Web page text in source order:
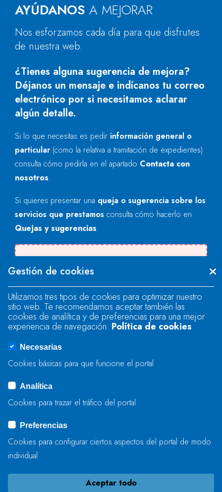
AYÚDANOS A MEJORAR
Nos esforzamos cada día para que disfrutes
de nuestra web.
¿Tienes alguna sugerencia de mejora?
Déjanos un mensaje e indícanos tu correo
electrónico por si necesitamos aclarar
algún detalle.
Si lo que necesitas es pedir información general o
particular (como la relativa a tramitación de expedientes)
consulta cómo pedirla en el apartado Contacta con
nosotros.
Si quieres presentar una queja o sugerencia sobre los
servicios que prestamos consulta cómo hacerlo en
Quejas y sugerencias.
"text".
Se produjo un error al cargar el campo
"text".
Se produjo un error al cargar el campo
ENVIAR
Gestión de cookies
Utilizamos tres tipos de cookies para optimizar nuestro
sitio web. Te recomendamos aceptar también las
cookies de analítica y de preferencias para una mejor
experiencia de navegación. Política de cookies
Necesarias
Cookies básicas para que funcione el portal
Analítica
Cookies para trazar el tráfico del portal
Preferencias
Cookies para configurar ciertos aspectos del portal de modo
individual
Aceptar todo